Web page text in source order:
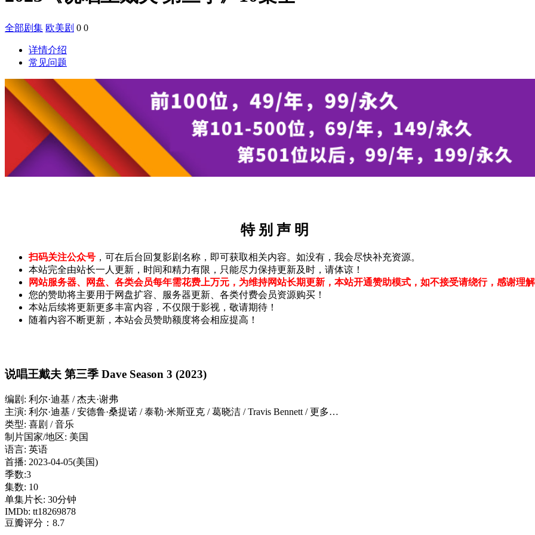
全部剧集 欧美剧 0 0
详情介绍
常见问题
特 别 声 明
扫码关注公众号 ，可在后台回复影剧名称，即可获取相关内容。如没有，我会尽快补充资源。
本站完全由站长一人更新，时间和精力有限，只能尽力保持更新及时，请体谅！
网站服务器、网盘、各类会员每年需花费上万元，为维持网站长期更新，本站开通赞助模式，如不接受请绕行，感谢理解
您的赞助将主要用于网盘扩容、服务器更新、各类付费会员资源购买！
本站后续将更新更多丰富内容，不仅限于影视，敬请期待！
随着内容不断更新，本站会员赞助额度将会相应提高！
说唱王戴夫 第三季 Dave Season 3 (2023)
编剧: 利尔·迪基 / 杰夫·谢弗
主演: 利尔·迪基 / 安德鲁·桑提诺 / 泰勒·米斯亚克 / 葛晓洁 / Travis Bennett / 更多…
类型: 喜剧 / 音乐
制片国家/地区: 美国
语言: 英语
首播: 2023-04-05(美国)
季数:3
集数: 10
单集片长: 30分钟
IMDb: tt18269878
豆瓣评分：8.7